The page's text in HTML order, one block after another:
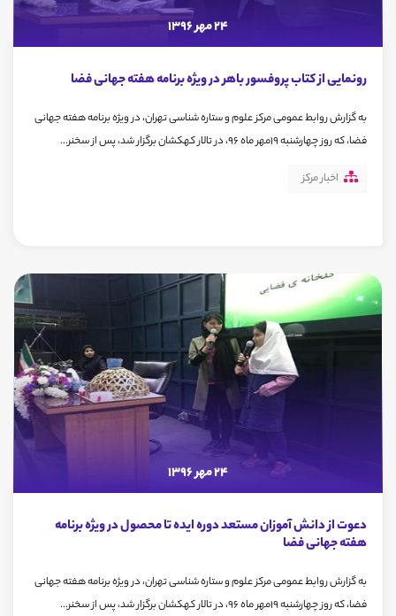
24 مهر 1396
رونمایی از کتاب پروفسور باهر در ویژه برنامه هفته جهانی فضا
به گزارش روابط عمومی مرکز علوم و ستاره شناسی تهران، در ویژه برنامه هفته جهانی
فضا، که روز چهارشنبه 19مهر ماه 96، در تالار کهکشان برگزار شد، پس از سخنر...
اخبار مرکز
24 مهر 1396
دعوت از دانش آموزان مستعد دوره ایده تا محصول در ویژه برنامه
هفته جهانی فضا
به گزارش روابط عمومی مرکز علوم و ستاره شناسی تهران، در ویژه برنامه هفته جهانی
فضا، که روز چهارشنبه 19مهر ماه 96، در تالار کهکشان برگزار شد، پس از سخنر...